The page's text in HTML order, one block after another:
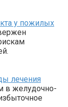
у пожилых
лечения
в желудочно-